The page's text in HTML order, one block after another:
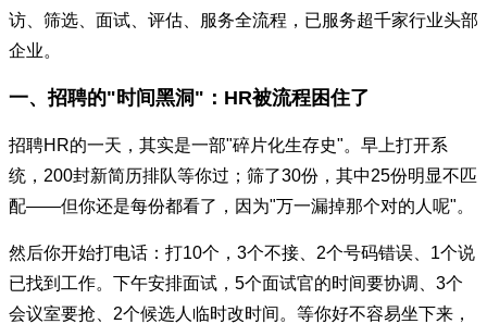
访、筛选、面试、评估、服务全流程，已服务超千家行业头部
企业。
一、招聘的"时间黑洞"：HR被流程困住了
招聘HR的一天，其实是一部"碎片化生存史"。早上打开系
统，200封新简历排队等你过；筛了30份，其中25份明显不匹
配——但你还是每份都看了，因为"万一漏掉那个对的人呢"。
然后你开始打电话：打10个，3个不接、2个号码错误、1个说
已找到工作。下午安排面试，5个面试官的时间要协调、3个
会议室要抢、2个候选人临时改时间。等你好不容易坐下来，